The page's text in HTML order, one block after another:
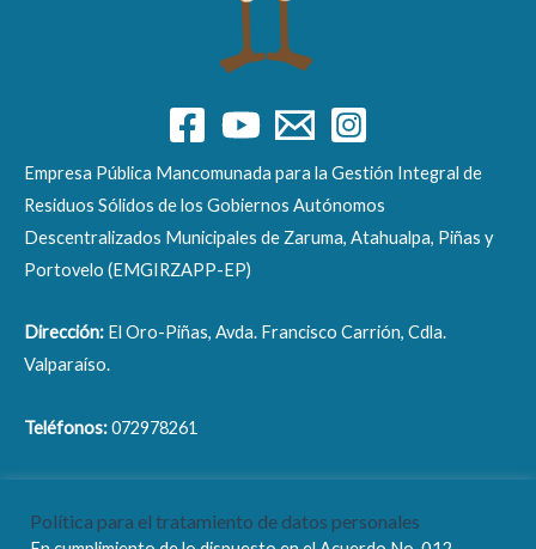
Empresa Pública Mancomunada para la Gestión Integral de
Residuos Sólidos de los Gobiernos Autónomos
Descentralizados Municipales de Zaruma, Atahualpa, Piñas y
Portovelo (EMGIRZAPP-EP)
Dirección: El Oro-Piñas, Avda. Francisco Carrión, Cdla.
Valparaíso.
Teléfonos:072978261
Política para el tratamiento de datos personales